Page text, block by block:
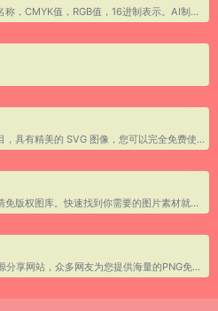
提供各种中国的传统颜色的名称，CMYK值，RGB值，16进制表示。AI制作中国色图片和视频
一个不断更新的开源插画项目，具有精美的 SVG 图像，您可以完全免费使用，无需注明出处
一键搜索多家国内外知名高清免版权图库。快速找到你需要的图片素材就用搜图神器！
免费的高清透明PNG素材资源分享网站，众多网友为您提供海量的PNG免抠素材